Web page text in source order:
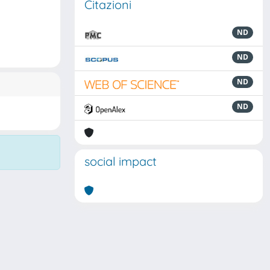
Citazioni
ND
ND
ND
ND
social impact